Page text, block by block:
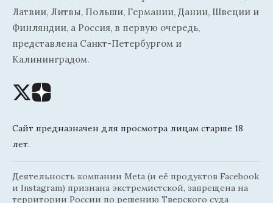
Латвии, Литвы, Польши, Германии, Дании, Швеции и
Финляндии, а Россия, в первую очередь,
представлена Санкт-Петербургом и
Калининградом.
Сайт предназначен для просмотра лицам старше 18
лет.
Деятельность компании Meta (и её продуктов Facebook
и Instagram) признана экстремистской, запрещена на
территории России по решению Тверского суда